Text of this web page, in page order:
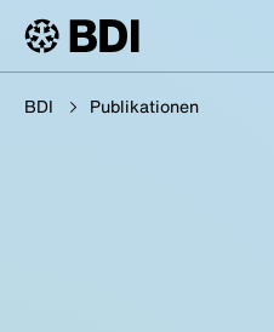
BDI Publikationen